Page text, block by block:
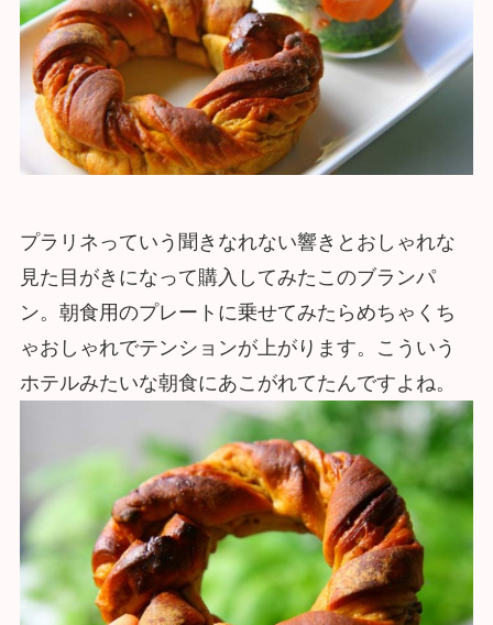
プラリネっていう聞きなれない響きとおしゃれな
見た目がきになって購入してみたこのブランパ
ン。朝食用のプレートに乗せてみたらめちゃくち
ゃおしゃれでテンションが上がります。こういう
ホテルみたいな朝食にあこがれてたんですよね。